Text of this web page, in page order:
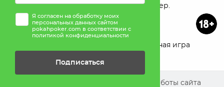
исключительно информационный характер.
Ответственная игра
Мы используем cookies для улучшения работы сайта
Я согласен на обработку моих
персональных данных сайтом
pokahpoker.com в соответствии с
политикой конфиденциальности
Подписаться